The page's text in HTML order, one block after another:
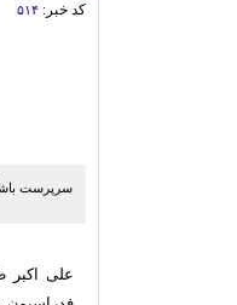
کد خبر: ۵۱۴
سرپرست
علی اکبر